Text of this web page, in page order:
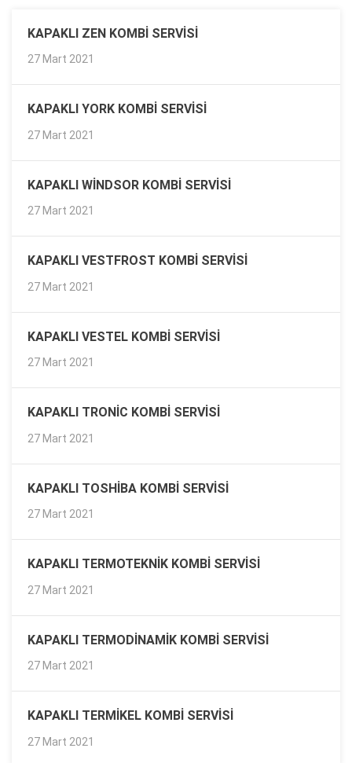
KAPAKLI ZEN KOMBI SERVISI
27 Mart 2021
KAPAKLI YORK KOMBI SERVISI
27 Mart 2021
KAPAKLI WINDSOR KOMBI SERVISI
27 Mart 2021
KAPAKLI VESTFROST KOMBI SERVISI
27 Mart 2021
KAPAKLI VESTEL KOMBI SERVISI
27 Mart 2021
KAPAKLI TRONIC KOMBI SERVISI
27 Mart 2021
KAPAKLI TOSHIBA KOMBI SERVISI
27 Mart 2021
KAPAKLI TERMOTEKNIK KOMBI SERVISI
27 Mart 2021
KAPAKLI TERMODINAMIK KOMBI SERVISI
27 Mart 2021
KAPAKLI TERMIKEL KOMBI SERVISI
27 Mart 2021